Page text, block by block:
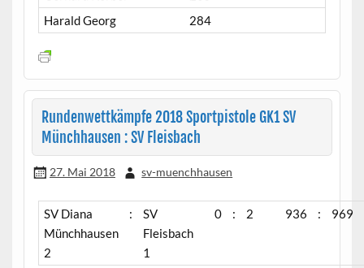
Harald Georg
284
Rundenwettkämpfe 2018 Sportpistole GK1 SV
Münchhausen : SV Fleisbach
27. Mai 2018 sv-muenchhausen
SV Diana
Münchhausen
2
:
SV
Fleisbach
1
0 : 2 936 : 969